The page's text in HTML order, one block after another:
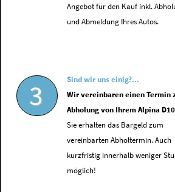
Angebot für den Kauf inkl.
und Abmeldung Ihres Autos.
3
Sind wir uns einig?...
Wir vereinbaren einen Termin
Abholung von Ihrem Alpina
Sie erhalten das Bargeld zum
vereinbarten Abholtermin. Auch
kurzfristig innerhalb weniger
möglich!